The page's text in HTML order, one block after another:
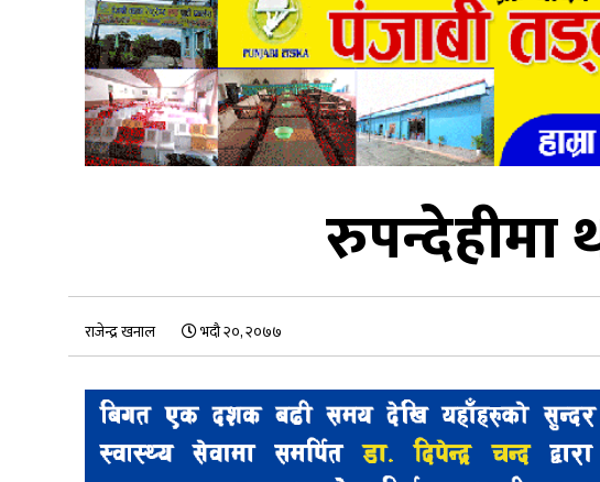
रुपन्देहीमा
राजेन्द्र खनाल भदौ २०, २०७७